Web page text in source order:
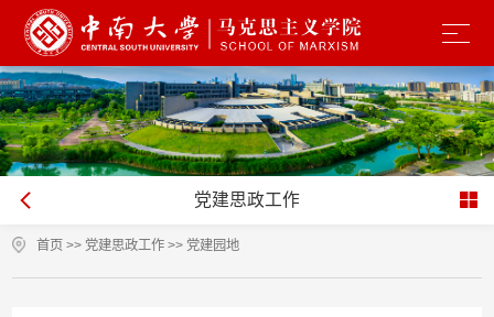
党建思政工作
首页 >> 党建思政工作 >> 党建园地